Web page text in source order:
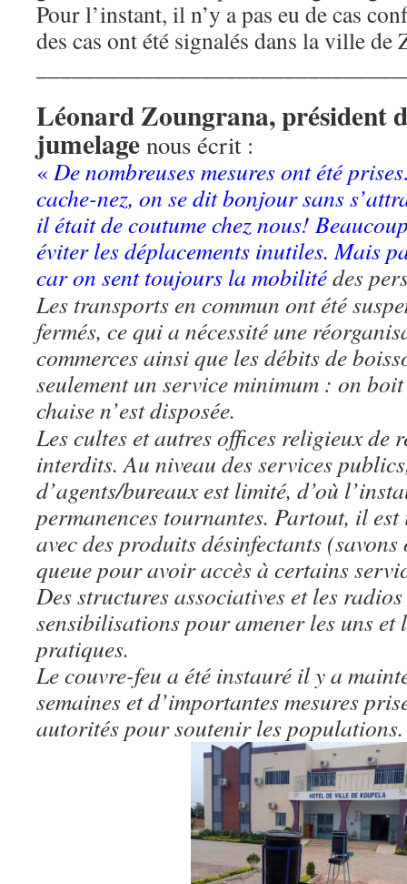
Pour l’instant, il n’y a pas eu de cas
des cas ont été signalés dans la ville
Léonard Zoungrana, président
jumelagenous écrit :
«De nombreuses mesures ont été
cache-nez, on se dit bonjour sans
il était de coutume chez nous!
éviter les déplacements inutiles. Mais
car on sent toujours la mobilitédes
Les transports en commun ont été
fermés, ce qui a nécessité une
commerces ainsi que les débits de
seulement un service minimum : on
chaise n’est disposée.
Les cultes et autres offices religieux de
interdits. Au niveau des services
d’agents/bureaux est limité, d’où
permanences tournantes. Partout, il
avec des produits désinfectants
queue pour avoir accès à certains
Des structures associatives et les
sensibilisations pour amener les uns et
pratiques.
Le couvre-feu a été instauré il y a
semaines et d’importantes mesures
autorités pour soutenir les populations.